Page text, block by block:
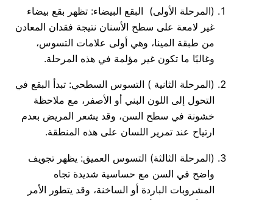
(المرحلة الأولى) البقع البيضاء: تظهر بقع بيضاء
غير لامعة على سطح الأسنان نتيجة فقدان المعادن
من طبقة المينا، وهي أولى علامات التسوس،
وغالبًا ما تكون غير مؤلمة في هذه المرحلة.
(المرحلة الثانية ) التسوس السطحي: تبدأ البقع في
التحول إلى اللون البني أو الأصفر، مع ملاحظة
خشونة في سطح السن، وقد يشعر المريض بعدم
ارتياح عند تمرير اللسان على هذه المنطقة.
(المرحلة الثالثة) التسوس العميق: يظهر تجويف
واضح في السن مع حساسية شديدة تجاه
المشروبات الباردة أو الساخنة، وقد يتطور الأمر